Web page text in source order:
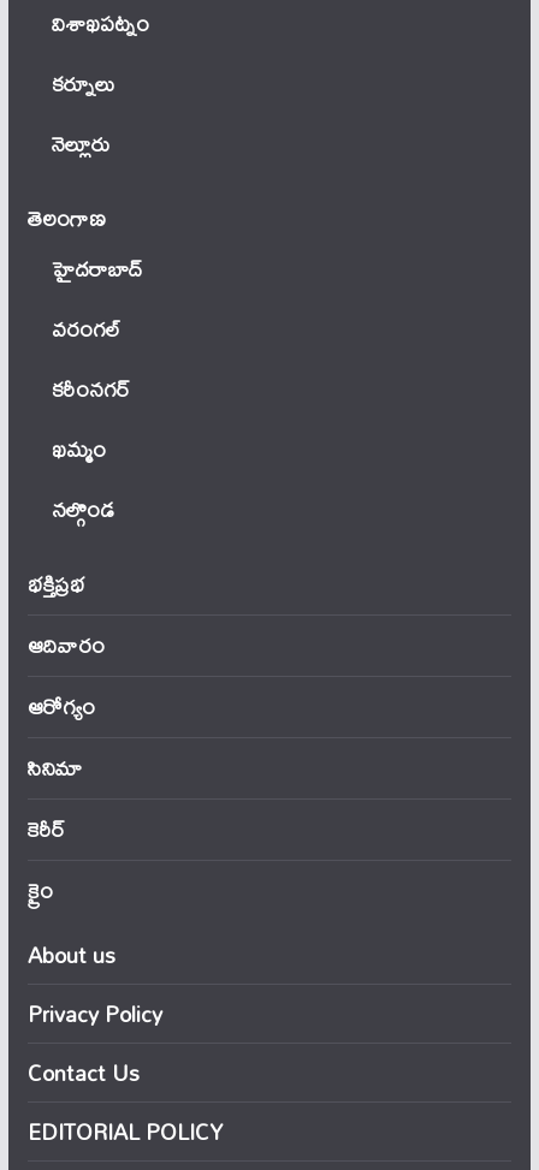
విశాఖపట్నం
కర్నూలు
నెల్లూరు
తెలంగాణ‌
హైదరాబాద్
వ‌రంగ‌ల్
కరీంనగర్
ఖ‌మ్మం
నల్గొండ
భక్తిప్రభ
ఆదివారం
ఆరోగ్యం
సినిమా
కెరీర్
క్రైం
About us
Privacy Policy
Contact Us
EDITORIAL POLICY